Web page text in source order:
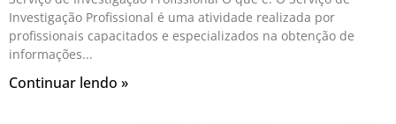
Investigação Profissional é uma atividade realizada por
profissionais capacitados e especializados na obtenção de
informações
Continuar lendo »